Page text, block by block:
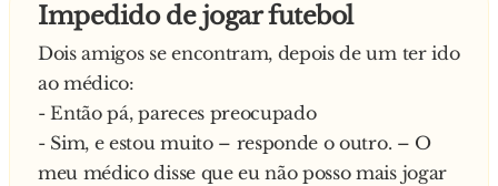
virgindade, que nada revelou! Diz a Madre
Superior:
- Estou muito contente, minha filha. Eu sempre
temi as tentações do Demónio! Mas, diz-me
uma coisa, nenhum desses homens que te
deram as boleias tentou abusar de ti?
Impedido de jogar futebol
Dois amigos se encontram, depois de um ter ido
ao médico:
- Então pá, pareces preocupado
- Sim, e estou muito – responde o outro. – O
meu médico disse que eu não posso mais jogar